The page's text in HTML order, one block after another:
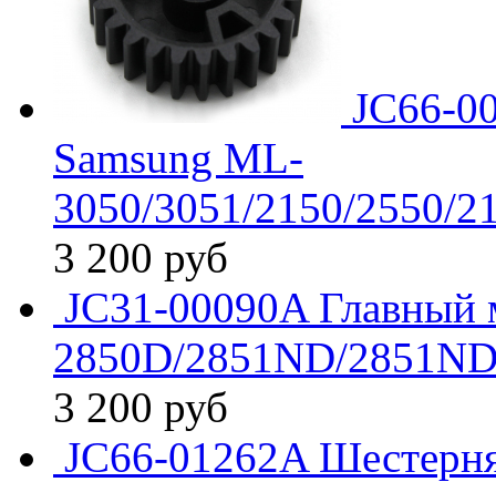
JC66-
Samsung ML-
3050/3051/2150/2550/
3 200 руб
JC31-00090A Главный
2850D/2851ND/
3 200 руб
JC66-01262A